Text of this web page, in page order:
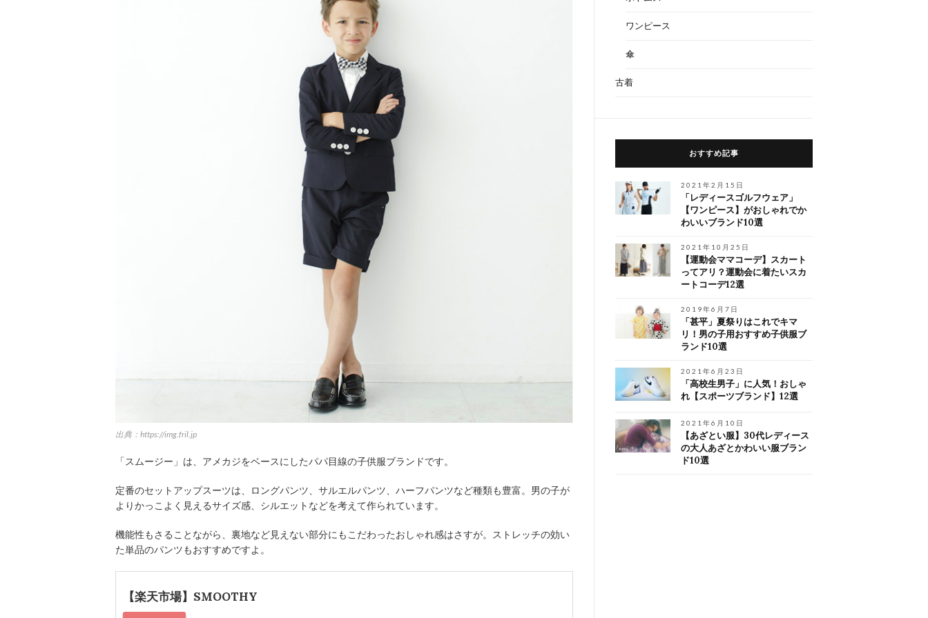
出典：https://img.fril.jp
「スムージー」は、アメカジをベースにしたパパ目線の子供服ブランドです。
定番のセットアップスーツは、ロングパンツ、サルエルパンツ、ハーフパンツなど種類も豊富。男の子が
よりかっこよく見えるサイズ感、シルエットなどを考えて作られています。
機能性もさることながら、裏地など見えない部分にもこだわったおしゃれ感はさすが。ストレッチの効い
た単品のパンツもおすすめですよ。
【楽天市場】SMOOTHY
ワンピース
傘
古着
おすすめ記事
2021年2月15日
「レディースゴルフウェア」
【ワンピース】がおしゃれでか
わいいブランド10選
2021年10月25日
【運動会ママコーデ】スカート
ってアリ？運動会に着たいスカ
ートコーデ12選
2019年6月7日
「甚平」夏祭りはこれでキマ
リ！男の子用おすすめ子供服ブ
ランド10選
2021年6月23日
「高校生男子」に人気！おしゃ
れ【スポーツブランド】12選
2021年6月10日
【あざとい服】30代レディース
の大人あざとかわいい服ブラン
ド10選